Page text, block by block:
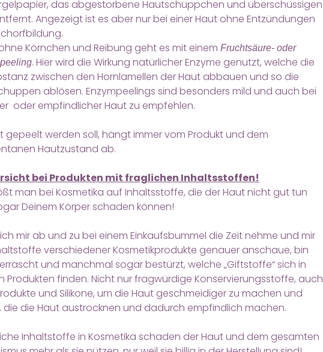
das abgestorbene Hautschüppchen und überschüssigen
Angezeigt ist es aber nur bei einer Haut ohne Entzündungen
Körnchen und Reibung geht es mit einem Fruchtsäure- oder
. Hier wird die Wirkung natürlicher Enzyme genutzt, welche die
zwischen den Hornlamellen der Haut abbauen und so die
ablösen. Enzympeelings sind besonders mild und auch bei
oder empfindlicher Haut zu empfehlen.
gepeelt werden soll, hängt immer vom Produkt und dem
Hautzustand ab.
bei Produkten mit fraglichen Inhaltsstoffen!
man bei Kosmetika auf Inhaltsstoffe, die der Haut nicht gut tun
Deinem Körper schaden können!
mir ab und zu bei einem Einkaufsbummel die Zeit nehme und mir
verschiedener Kosmetikprodukte genauer anschaue, bin
und manchmal sogar bestürzt, welche „Giftstoffe“ sich in
Produkten finden. Nicht nur fragwürdige Konservierungsstoffe, auch
und Silikone, um die Haut geschmeidiger zu machen und
die die Haut austrocknen und dadurch empfindlich machen.
Inhaltstoffe in Kosmetika schaden der Haut und dem gesamten